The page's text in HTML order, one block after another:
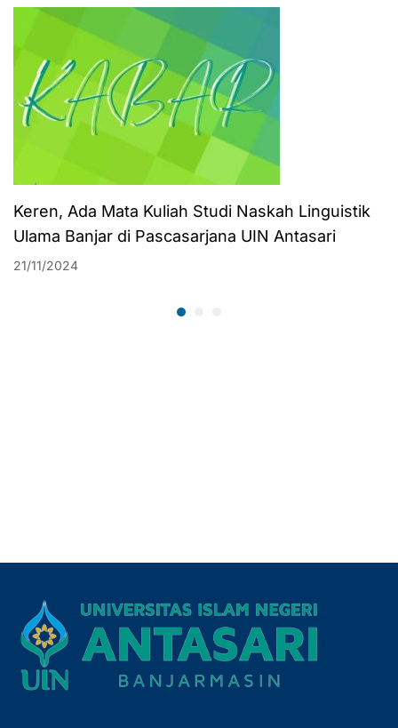
Keren, Ada Mata Kuliah Studi Naskah Linguistik
Ulama Banjar di Pascasarjana UIN Antasari
21/11/2024